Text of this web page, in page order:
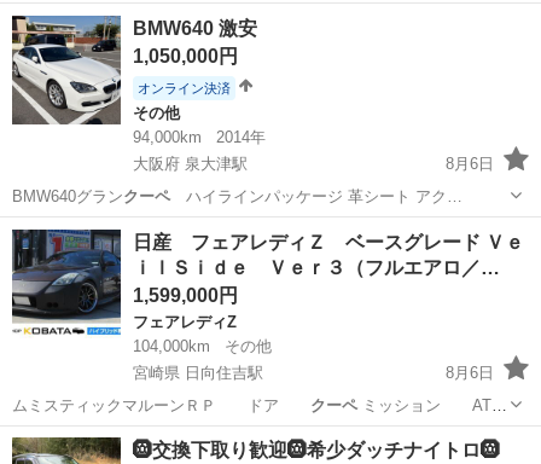
ペ■ ミッション：…
埼玉 所沢市
BMW640 激安
1,050,000円
オンライン決済
その他
94,000km
2014年
大阪府 泉大津駅
8月6日
BMW640グランクーペハイラインパッケージ 革シート アク…
大阪 泉大津市 その他
日産 フェアレディＺ ベースグレード Ｖｅ
ｉｌＳｉｄｅ Ｖｅｒ３（フルエアロ／…
1,599,000円
フェアレディZ
104,000km
その他
宮崎県 日向住吉駅
8月6日
ムミスティックマルーンＲＰ ドア クーペミッション AT5
速 リサ…
宮崎 宮崎市 日向住吉駅 フェアレディZ ウイング
🛞交換下取り歓迎🛞希少ダッチナイトロ🛞